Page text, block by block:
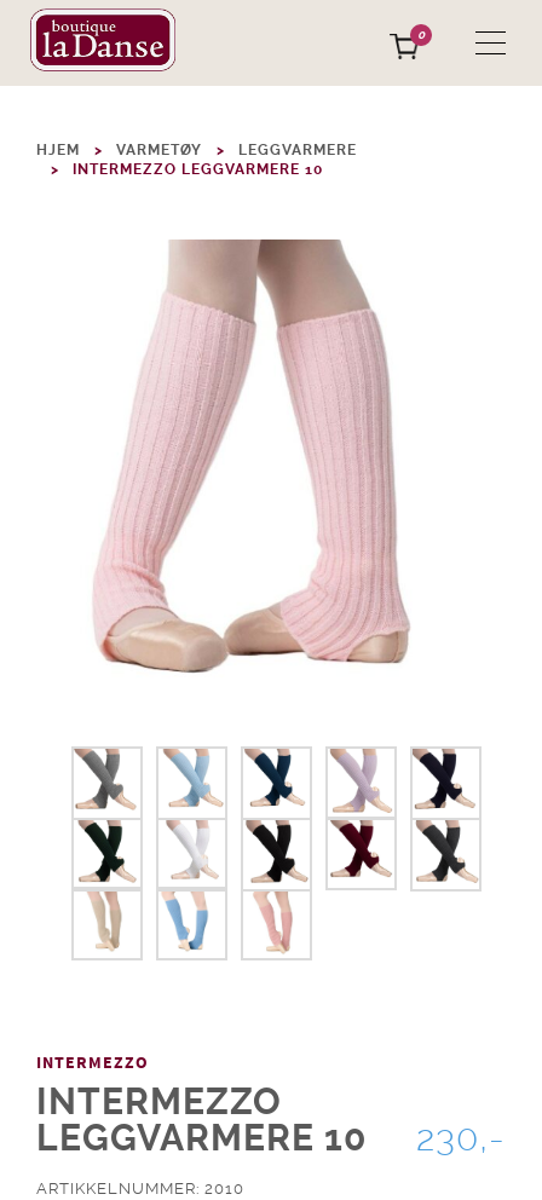
0
HJEM VARMETØY
LEGGVARMERE
INTERMEZZO LEGGVARMERE 10
INTERMEZZO
INTERMEZZO
LEGGVARMERE 10
230,-
ARTIKKELNUMMER: 2010